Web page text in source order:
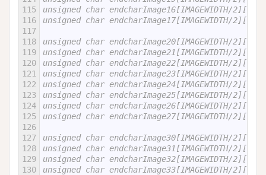
115
116
117
118
119
120
121
122
123
124
125
126
127
128
129
130
unsigned char endcharImage16[IMAGEWIDTH/
unsigned char endcharImage17[IMAGEWIDTH/
unsigned char endcharImage20[IMAGEWIDTH/
unsigned char endcharImage21[IMAGEWIDTH/
unsigned char endcharImage22[IMAGEWIDTH/
unsigned char endcharImage23[IMAGEWIDTH/
unsigned char endcharImage24[IMAGEWIDTH/
unsigned char endcharImage25[IMAGEWIDTH/
unsigned char endcharImage26[IMAGEWIDTH/
unsigned char endcharImage27[IMAGEWIDTH/
unsigned char endcharImage30[IMAGEWIDTH/
unsigned char endcharImage31[IMAGEWIDTH/
unsigned char endcharImage32[IMAGEWIDTH/
unsigned char endcharImage33[IMAGEWIDTH/